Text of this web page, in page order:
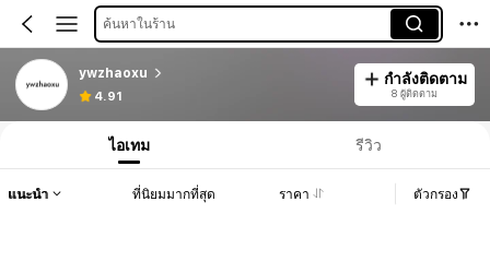
ค้นหาในร้าน
ywzhaoxu
4.91
กำลังติดตาม
8 ผู้ติดตาม
ไอเทม รีวิว
แนะนำ ที่นิยมมากที่สุด ราคา ตัวกรอง